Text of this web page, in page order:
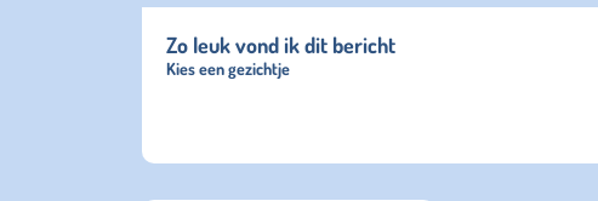
Zo leuk vond ik dit bericht
Kies een gezichtje